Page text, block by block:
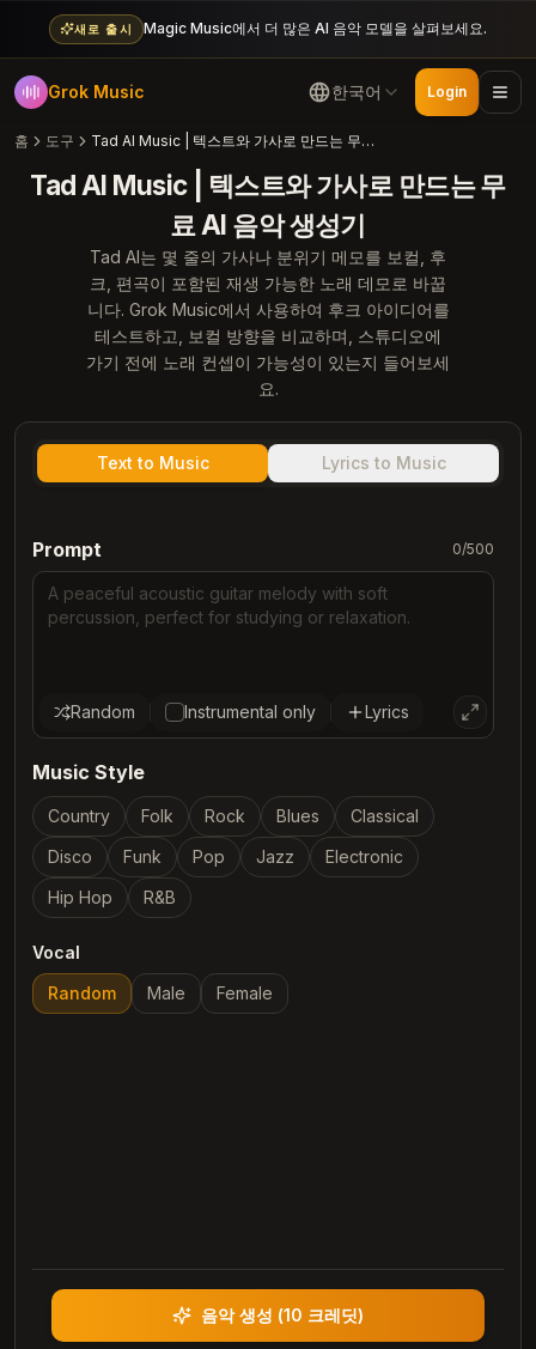
새로 출시 Magic Music에서 더 많은 AI 음악 모델을 살펴보세요.
Grok Music 한국어 Login
홈 도구 Tad AI Music | 텍스트와 가사로 만드는 무료 AI 음악 생성기
Tad AI Music | 텍스트와 가사로 만드는 무
료 AI 음악 생성기
Tad AI는 몇 줄의 가사나 분위기 메모를 보컬, 후
크, 편곡이 포함된 재생 가능한 노래 데모로 바꿉
니다. Grok Music에서 사용하여 후크 아이디어를
테스트하고, 보컬 방향을 비교하며, 스튜디오에
가기 전에 노래 컨셉이 가능성이 있는지 들어보세
요.
Text to Music Lyrics to Music
Prompt 0/500
Random Instrumental only Lyrics
Music Style
Country Folk Rock Blues
Classical
Disco
Funk Pop Jazz
Electronic
Hip Hop
R&B
Vocal
Random
Male Female
음악 생성 (10 크레딧)